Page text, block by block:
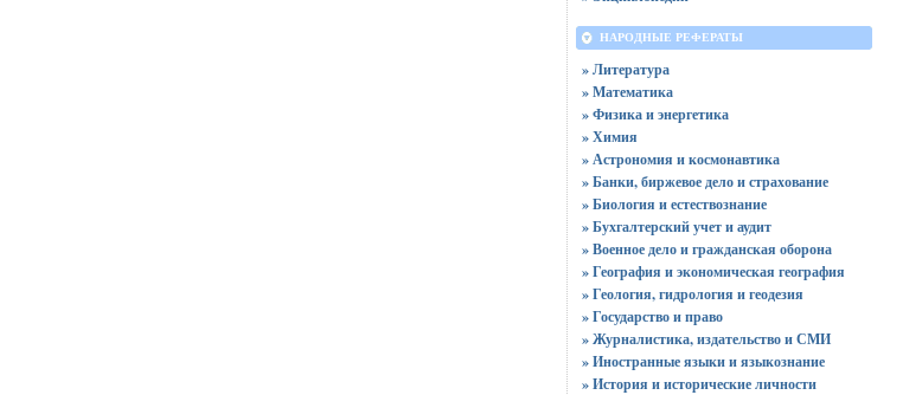
НАРОДНЫЕ РЕФЕРАТЫ
» Литература
» Математика
» Физика и энергетика
» Химия
» Астрономия и космонавтика
» Банки, биржевое дело и страхование
» Биология и естествознание
» Бухгалтерский учет и аудит
» Военное дело и гражданская оборона
» География и экономическая география
» Геология, гидрология и геодезия
» Государство и право
» Журналистика, издательство и СМИ
» Иностранные языки и языкознание
» История и исторические личности